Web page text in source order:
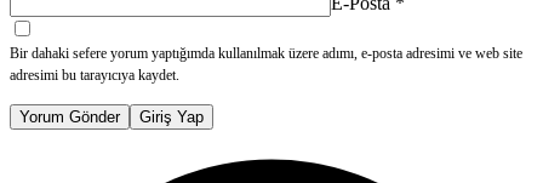
Bir dahaki sefere yorum yaptığımda kullanılmak üzere adımı, e-posta adresimi ve web site
adresimi bu tarayıcıya kaydet.
Yorum Gönder Giriş Yap